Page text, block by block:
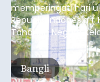
memperingati hari
Republik Indonesia (
Tahanan Negara
kegiatan
(6/8/2026).
Bangli